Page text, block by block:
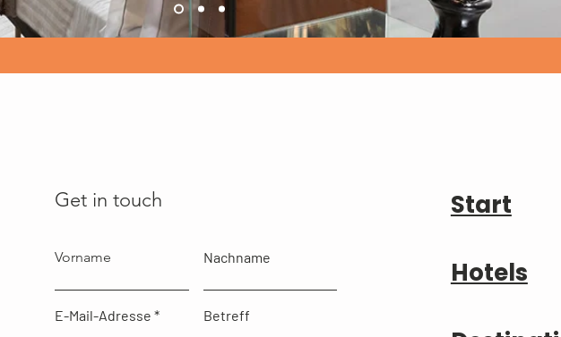
Get in touch
Vorname Nachname
E-Mail-Adresse Betreff
Start
Hotels